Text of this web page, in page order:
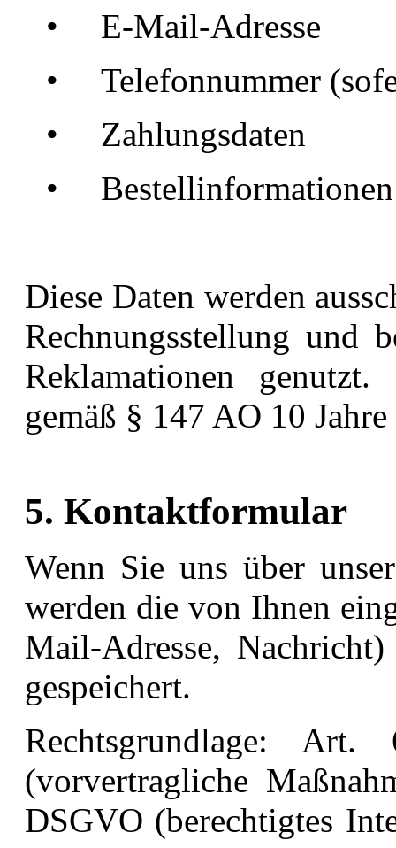
•
E-Mail-Adresse
•
Telefonnummer
•
Zahlungsdaten
•
Diese Daten werden
Rechnungsstellung und
Reklamationen genutzt.
gemäß § 147 AO 10
5. Kontaktformular
Wenn Sie uns über
werden die von Ihnen
Mail-Adresse,
gespeichert.
Rechtsgrundlage:
(vorvertragliche
DSGVO (berechtigtes